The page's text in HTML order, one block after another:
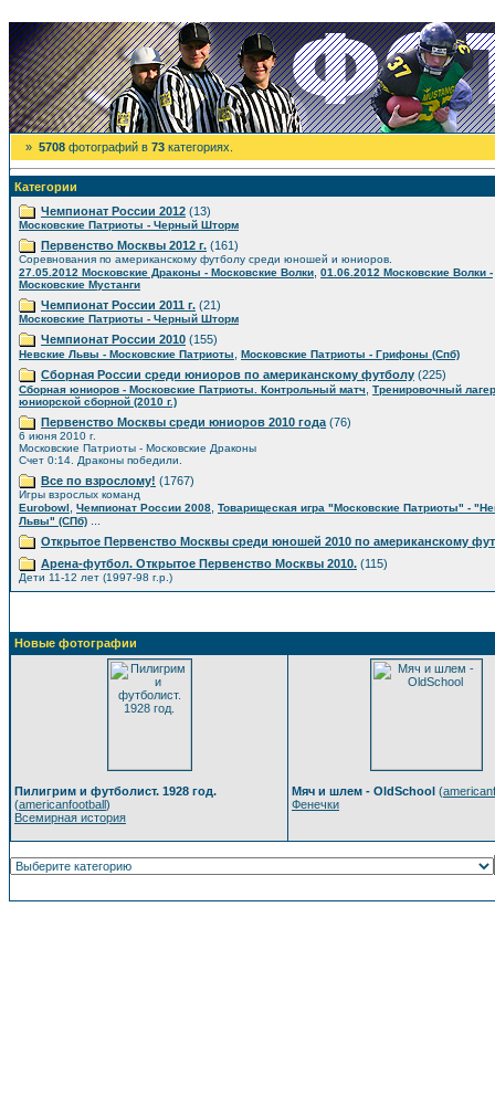
» 5708 фотографий в 73 категориях.
Категории
Чемпионат России 2012 (13)
Московские Патриоты - Черный Шторм
Первенство Москвы 2012 г. (161)
Соревнования по американскому футболу среди юношей и юниоров.
27.05.2012 Московские Драконы - Московские Волки 01.06.2012 Московские Волки -
Московские Мустанги
Чемпионат России 2011 г. (21)
Московские Патриоты - Черный Шторм
Чемпионат России 2010 (155)
Невские Львы - Московские Патриоты Московские Патриоты - Грифоны (Спб)
Сборная России среди юниоров по американскому футболу (225)
Сборная юниоров - Московские Патриоты. Контрольный матч Тренировочный
юниорской сборной (2010 г.)
Первенство Москвы среди юниоров 2010 года (76)
6 июня 2010 г.
Московские Патриоты - Московские Драконы
Счет 0:14. Драконы победили.
Все по взрослому! (1767)
Игры взрослых команд
Eurobowl
Чемпионат России 2008 Товарищеская игра "Московские Патриоты" -
Львы" (СПб)
Открытое Первенство Москвы среди юношей 2010 по американскому
Арена-футбол. Открытое Первенство Москвы 2010. (115)
Дети 11-12 лет (1997-98 г.р.)
Новые фотографии
Пилигрим и футболист. 1928 год.
(americanfootball)
Всемирная история
Мяч и шлем - OldSchool (
Фенечки